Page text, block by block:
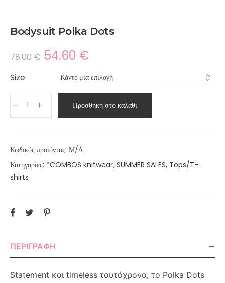
Bodysuit Polka Dots
78.00€ 54.60 €
Size
Προσθήκη στο καλάθι
Κωδικός προϊόντος: Μ/Δ
Κατηγορίες: *COMBOS knitwear, SUMMER SALES, Tops/T-
shirts
ΠΕΡΙΓΡΑΦΉ
Statement και timeless ταυτόχρονα, το Polka Dots